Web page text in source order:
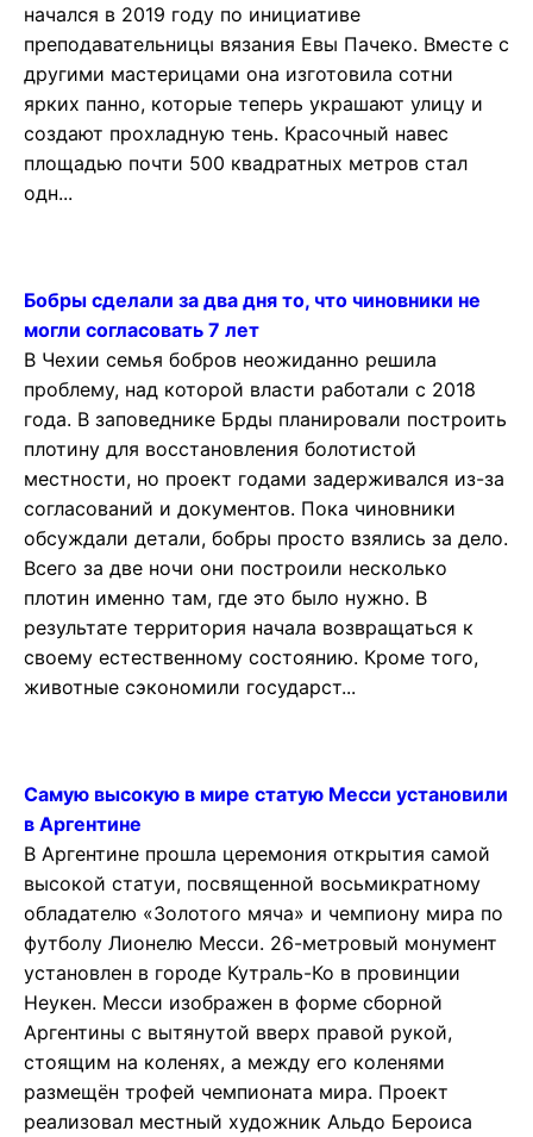
начался в 2019 году по инициативе
преподавательницы вязания Евы Пачеко. Вместе с
другими мастерицами она изготовила сотни
ярких панно, которые теперь украшают улицу и
создают прохладную тень. Красочный навес
площадью почти 500 квадратных метров стал
одн...
Бобры сделали за два дня то, что чиновники не
могли согласовать 7 лет
В Чехии семья бобров неожиданно решила
проблему, над которой власти работали с 2018
года. В заповеднике Брды планировали построить
плотину для восстановления болотистой
местности, но проект годами задерживался из-за
согласований и документов. Пока чиновники
обсуждали детали, бобры просто взялись за дело.
Всего за две ночи они построили несколько
плотин именно там, где это было нужно. В
результате территория начала возвращаться к
своему естественному состоянию. Кроме того,
животные сэкономили государст...
Самую высокую в мире статую Месси установили
в Аргентине
В Аргентине прошла церемония открытия самой
высокой статуи, посвященной восьмикратному
обладателю «Золотого мяча» и чемпиону мира по
футболу Лионелю Месси. 26-метровый монумент
установлен в городе Кутраль-Ко в провинции
Неукен. Месси изображен в форме сборной
Аргентины с вытянутой вверх правой рукой,
стоящим на коленях, а между его коленями
размещён трофей чемпионата мира. Проект
реализовал местный художник Альдо Бероиса